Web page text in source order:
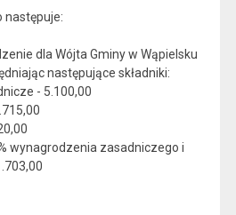
następuje:
dla Wójta Gminy w Wąpielsku
następujące składniki:
- 5.100,00
wynagrodzenia zasadniczego i